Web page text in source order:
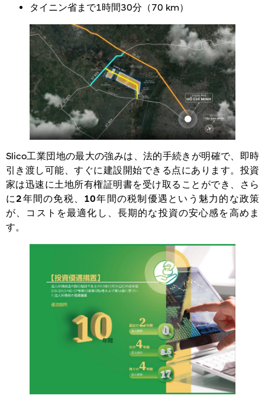
タイニン省まで1時間30分（70 km）
Slico工業団地の最大の強みは、法的手続きが明確で、 即時
引き渡し可能、すぐに建設開始できる点にあります。投資
家は迅速に土地所有権証明書を受け取ることができ、さら
に2年間の免税、10年間の税制優遇 という魅力的な政策
が、コストを最適化し、長期的な投資の安心感を高めま
す。